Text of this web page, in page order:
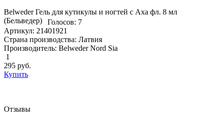
Belweder Гель для кутикулы и ногтей с Аха фл. 8 мл
(Бельведер)
Голосов: 7
Артикул: 21401921
Страна производства: Латвия
Производитель: Belweder Nord Sia
1
295 руб.
Купить
Отзывы